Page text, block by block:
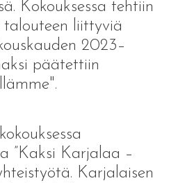
Kokouksessa tehtiin
liittyviä
2023–
päätettiin
”Kaksi Karjalaa –
Karjalaisen